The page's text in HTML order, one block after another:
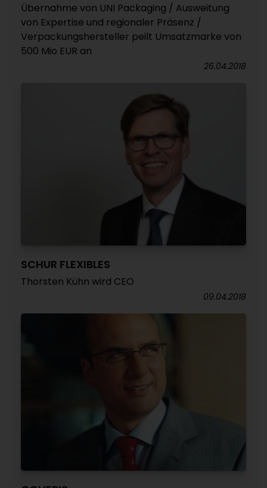
Übernahme von UNI Packaging / Ausweitung
von Expertise und regionaler Präsenz /
Verpackungshersteller peilt Umsatzmarke von
500 Mio EUR an
26.04.2018
SCHUR FLEXIBLES
Thorsten Kühn wird CEO
09.04.2018